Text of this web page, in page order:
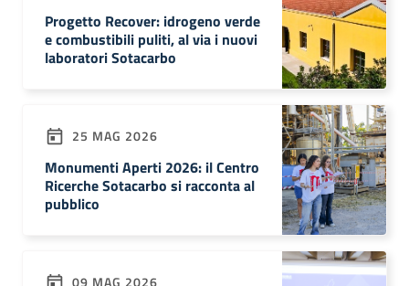
Progetto Recover: idrogeno verde
e combustibili puliti, al via i nuovi
laboratori Sotacarbo
25 MAG 2026
Monumenti Aperti 2026: il Centro
Ricerche Sotacarbo si racconta al
pubblico
09 MAG 2026